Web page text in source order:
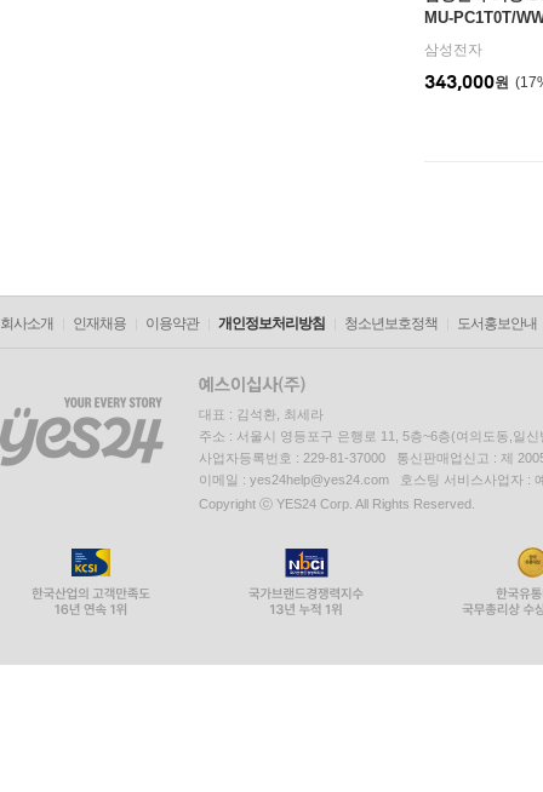
MU-PC1T0T/
삼성전자
17
343,000원
회사소개 인재채용 이용약관 개인정보처리방침 청소년보호정책 도서홍보안내
대표 : 김석환, 최세라
주소 : 서울시 영등포구 은행로 11, 5층~6층(여의도동,일신
사업자등록번호 : 229-81-37000 통신판매업신고 : 제
이메일 : yes24help@yes24.com 호스팅 서비스사업자 :
Copyright ⓒ YES24 Corp. All Rights Reserved.